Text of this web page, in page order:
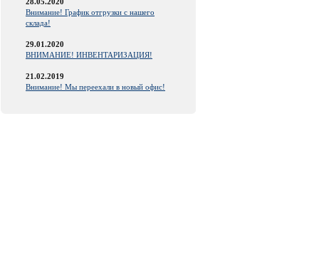
Внимание! График отгрузки с нашего
склада!
29.01.2020
ВНИМАНИЕ! ИНВЕНТАРИЗАЦИЯ!
21.02.2019
Внимание! Мы переехали в новый офис!